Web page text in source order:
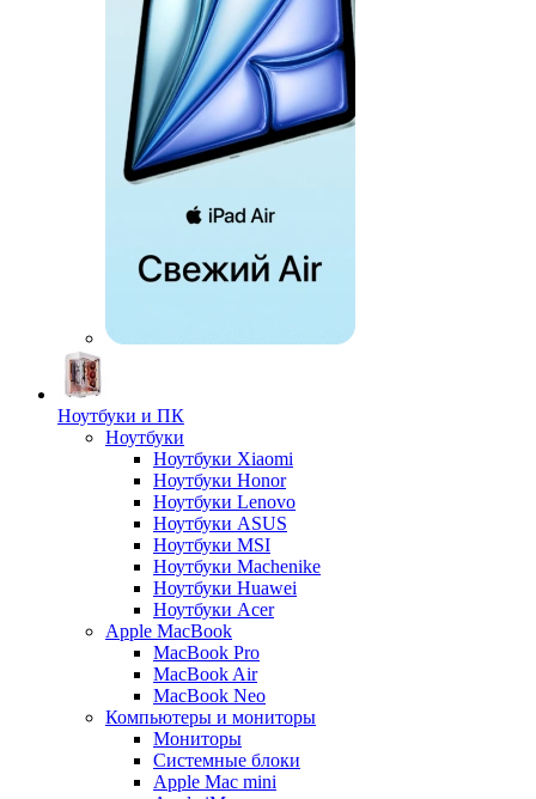
Ноутбуки и ПК
Ноутбуки
Ноутбуки Xiaomi
Ноутбуки Honor
Ноутбуки Lenovo
Ноутбуки ASUS
Ноутбуки MSI
Ноутбуки Machenike
Ноутбуки Huawei
Ноутбуки Acer
Apple MacBook
MacBook Pro
MacBook Air
MacBook Neo
Компьютеры и мониторы
Мониторы
Системные блоки
Apple Mac mini